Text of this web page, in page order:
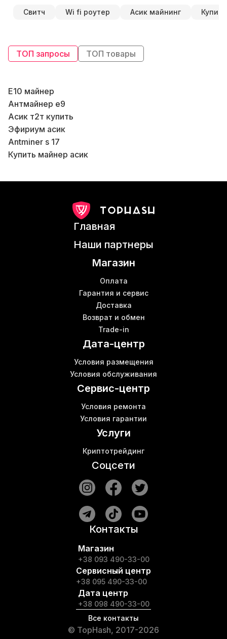
Свитч Wi fi роутер Асик майнинг
ТОП запросы ТОП товары
E10 майнер
Антмайнер e9
Асик т2т купить
Эфириум асик
Antminer s 17
Купить майнер асик
Асик ebit e10
Блоки питания для asic
Wi fi роутер купить в Киеве
Обслуживание майнинг фермы
Криптовалюта майнинг
Whatsminer m21s купить
Роутер купить цена
Главная
Наши партнеры
Магазин
Оплата
Гарантия и сервис
Доставка
Возврат и обмен
Trade-in
Дата-центр
Условия размещения
Условия обслуживания
Сервис-центр
Условия ремонта
Условия гарантии
Услуги
Криптотрейдинг
Соцсети
Контакты
Магазин
+38 093 490-33-00
Сервисный центр
+38 095 490-33-00
Дата центр
+38 098 490-33-00
Все контакты
© TopHash, 2017-2026